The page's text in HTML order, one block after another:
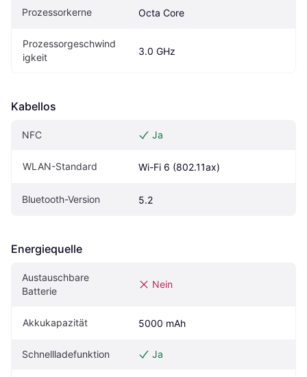
Prozessorkerne Octa Core
Prozessorgeschwind
igkeit
3.0 GHz
Kabellos
NFC Ja
WLAN-Standard Wi-Fi 6 (802.11ax)
Bluetooth-Version 5.2
Energiequelle
Austauschbare
Batterie
Nein
Akkukapazität 5000 mAh
Schnellladefunktion Ja